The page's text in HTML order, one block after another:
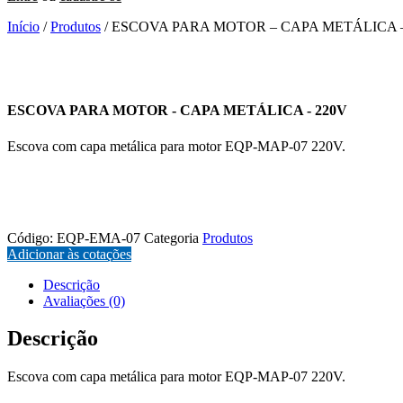
Início /Produtos / ESCOVA PARA MOTOR – CAPA METÁLICA
ESCOVA PARA MOTOR - CAPA METÁLICA - 220V
Escova com capa metálica para motor EQP-MAP-07 220V.
Código: EQP-EMA-07 Categoria Produtos
Adicionar às cotações
Descrição
Avaliações (0)
Descrição
Escova com capa metálica para motor EQP-MAP-07 220V.